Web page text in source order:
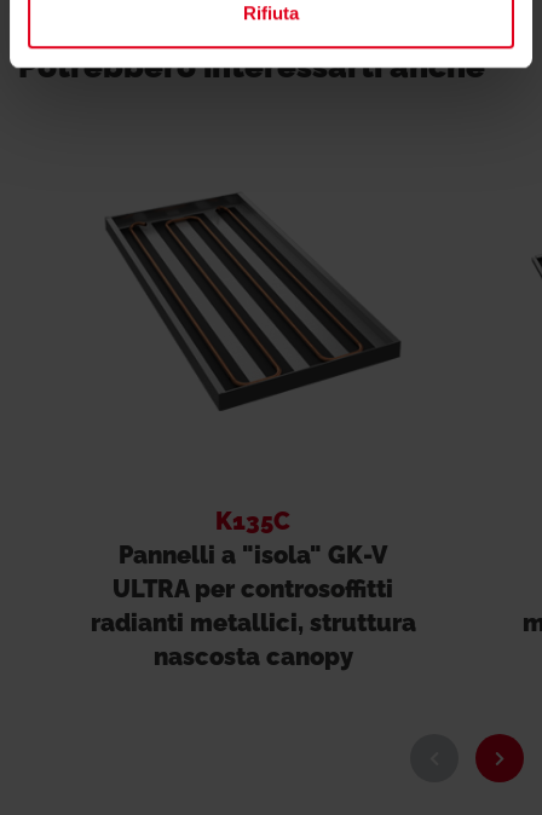
Rifiuta
Potrebbero interessarti anche
K135C
Pannelli a "isola" GK-V
ULTRA per controsoffitti
radianti metallici, struttura
nascosta canopy